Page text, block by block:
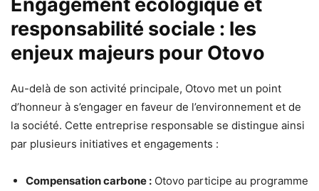
responsabilité sociale : les
enjeux majeurs pour Otovo
Au-delà de son activité principale, Otovo met un point
d’honneur à s’engager en faveur de l’environnement et de
la société. Cette entreprise responsable se distingue ainsi
par plusieurs initiatives et engagements :
Compensation carbone : Otovo participe au programme